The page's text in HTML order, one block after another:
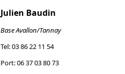
Julien Baudin
Base Avallon/Tannay
Tel: 03 86 22 11 54
Port: 06 37 03 80 73